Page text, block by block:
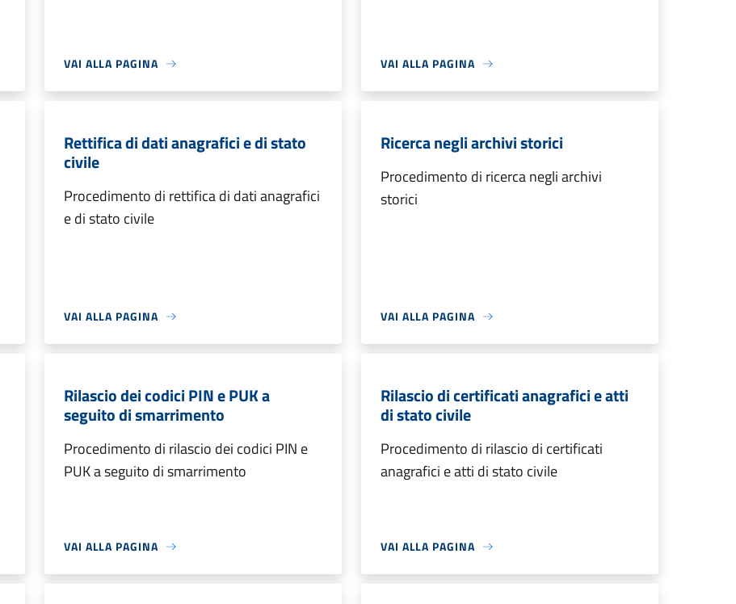
VAI ALLA PAGINA VAI ALLA PAGINA
Rettifica di dati anagrafici e di stato
civile
Procedimento di rettifica di dati anagrafici
e di stato civile
VAI ALLA PAGINA
Ricerca negli archivi storici
Procedimento di ricerca negli archivi
storici
VAI ALLA PAGINA
Rilascio dei codici PIN e PUK a
seguito di smarrimento
Procedimento di rilascio dei codici PIN e
PUK a seguito di smarrimento
VAI ALLA PAGINA
Rilascio di certificati anagrafici e atti
di stato civile
Procedimento di rilascio di certificati
anagrafici e atti di stato civile
VAI ALLA PAGINA